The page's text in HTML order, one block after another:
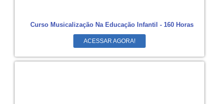
Curso Musicalização Na Educação Infantil - 160 Horas
ACESSAR AGORA!